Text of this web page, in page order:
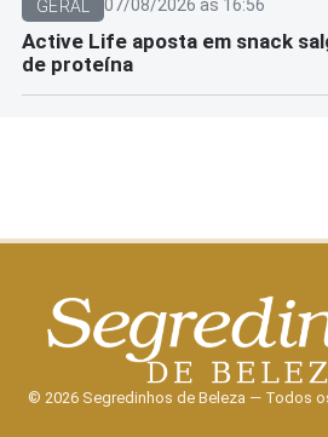
GERAL 07/08/2026 às 16:56
Active Life aposta em snack
de proteína
© 2026 Segredinhos de Beleza — Todos